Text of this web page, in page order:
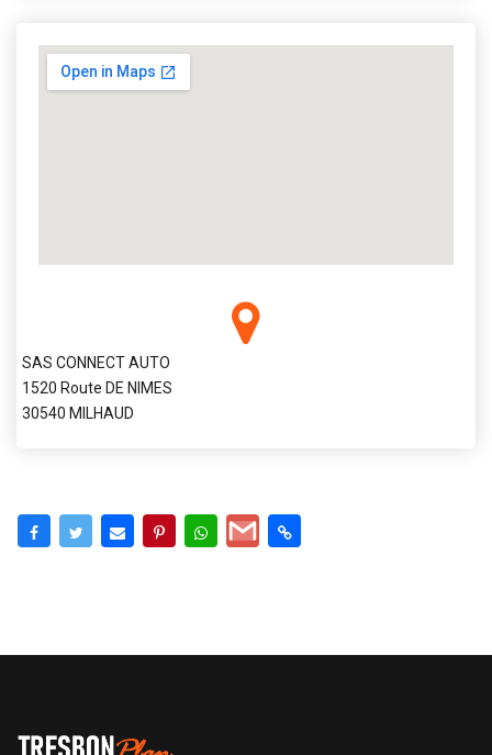
SAS CONNECT AUTO
1520 Route DE NIMES
30540 MILHAUD